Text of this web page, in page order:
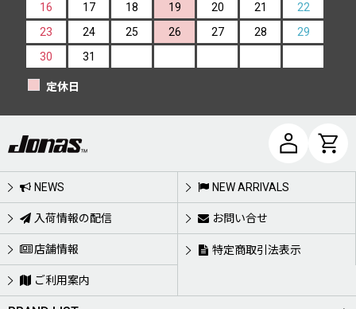
16
17 18 19 20 21
22
23
24 25 26 27 28
29
30
31
定休日
NEWS NEW ARRIVALS
入荷情報の配信 お問い合せ
店舗情報 特定商取引法表示
ご利用案内